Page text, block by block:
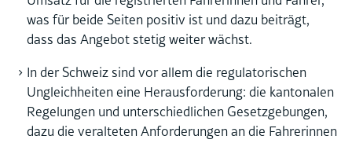
was für beide Seiten positiv ist und dazu beiträgt,
dass das Angebot stetig weiter wächst.
In der Schweiz sind vor allem die regulatorischen
Ungleichheiten eine Herausforderung: die kantonalen
Regelungen und unterschiedlichen Gesetzgebungen,
dazu die veralteten Anforderungen an die Fahrerinnen